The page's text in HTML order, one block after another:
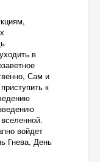
в
Сам и
к
войдет
Гнева, День